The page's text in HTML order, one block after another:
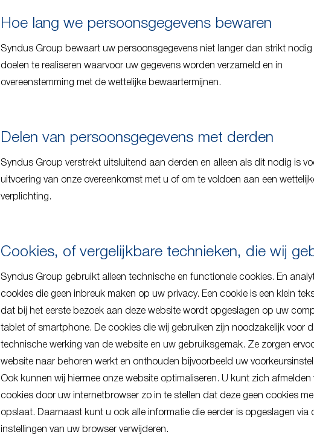
Hoe lang we persoonsgegevens bewaren
Syndus Group bewaart uw persoonsgegevens niet langer dan strikt nodig
doelen te realiseren waarvoor uw gegevens worden verzameld en in
overeenstemming met de wettelijke bewaartermijnen.
Delen van persoonsgegevens met derden
Syndus Group verstrekt uitsluitend aan derden en alleen als dit nodig is
uitvoering van onze overeenkomst met u of om te voldoen aan een
verplichting.
Cookies, of vergelijkbare technieken, die wij
Syndus Group gebruikt alleen technische en functionele cookies. En
cookies die geen inbreuk maken op uw privacy. Een cookie is een klein
dat bij het eerste bezoek aan deze website wordt opgeslagen op uw
tablet of smartphone. De cookies die wij gebruiken zijn noodzakelijk voor
technische werking van de website en uw gebruiksgemak. Ze zorgen
website naar behoren werkt en onthouden bijvoorbeeld uw
Ook kunnen wij hiermee onze website optimaliseren. U kunt zich afmelden
cookies door uw internetbrowser zo in te stellen dat deze geen cookies
opslaat. Daarnaast kunt u ook alle informatie die eerder is opgeslagen via
instellingen van uw browser verwijderen.